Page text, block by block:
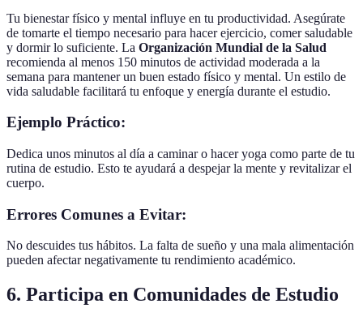
Tu bienestar físico y mental influye en tu productividad. Asegúrate
de tomarte el tiempo necesario para hacer ejercicio, comer saludable
y dormir lo suficiente. La Organización Mundial de la Salud
recomienda al menos 150 minutos de actividad moderada a la
semana para mantener un buen estado físico y mental. Un estilo de
vida saludable facilitará tu enfoque y energía durante el estudio.
Ejemplo Práctico:
Dedica unos minutos al día a caminar o hacer yoga como parte de tu
rutina de estudio. Esto te ayudará a despejar la mente y revitalizar el
cuerpo.
Errores Comunes a Evitar:
No descuides tus hábitos. La falta de sueño y una mala alimentación
pueden afectar negativamente tu rendimiento académico.
6. Participa en Comunidades de Estudio